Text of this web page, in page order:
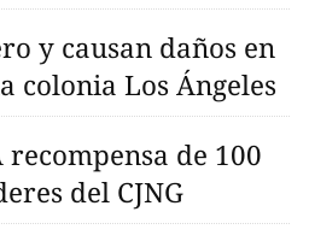
y causan daños en
colonia Los Ángeles
recompensa de 100
del CJNG